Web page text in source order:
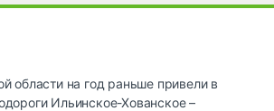
области на год раньше привели в
Ильинское-Хованское –